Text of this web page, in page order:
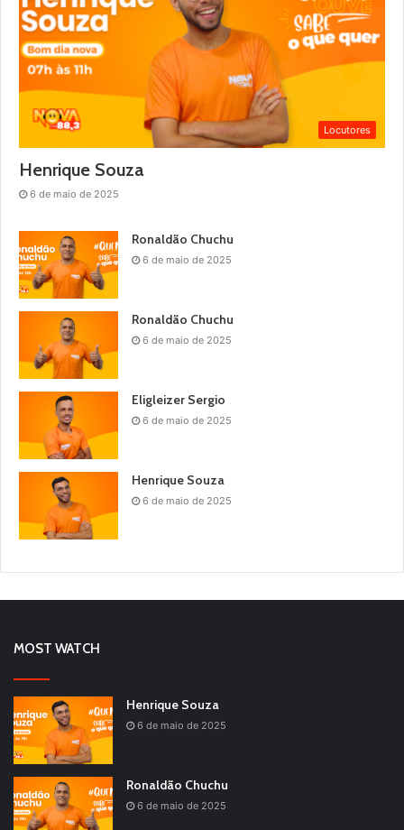
Locutores
Henrique Souza
6 de maio de 2025
Ronaldão Chuchu
6 de maio de 2025
Ronaldão Chuchu
6 de maio de 2025
Eligleizer Sergio
6 de maio de 2025
Henrique Souza
6 de maio de 2025
MOST WATCH
Henrique Souza
6 de maio de 2025
Ronaldão Chuchu
6 de maio de 2025